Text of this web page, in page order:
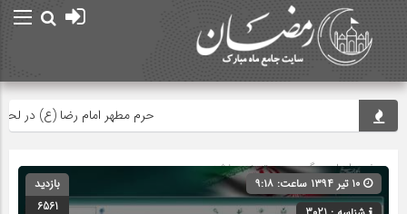
حرم مطهر امام رضا (ع) در لحظه
صفحه اصلی» گروه » دسته‌بندی نشده
بازدید
6561